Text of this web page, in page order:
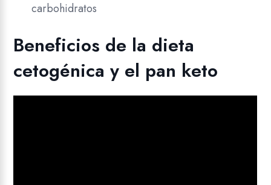
carbohidratos
Beneficios de la dieta
cetogénica y el pan keto